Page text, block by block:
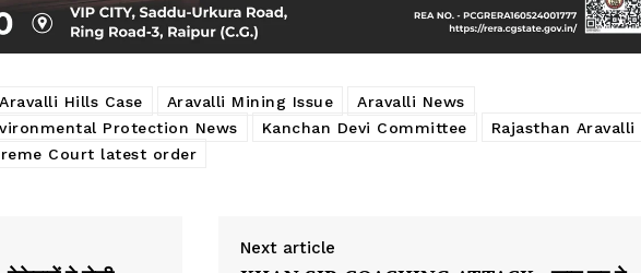
Aravalli Hills Case Aravalli Mining Issue
Aravalli News
Protection News Kanchan Devi Committee
Rajasthan Aravalli
Court latest order
Next article